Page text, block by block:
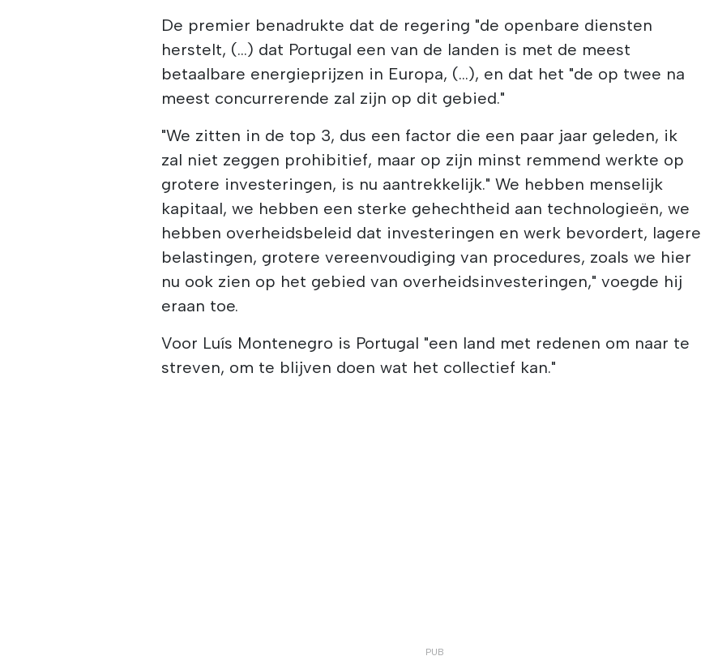
De premier benadrukte dat de regering "de openbare diensten
herstelt, (...) dat Portugal een van de landen is met de meest
betaalbare energieprijzen in Europa, (...), en dat het "de op twee na
meest concurrerende zal zijn op dit gebied."
"We zitten in de top 3, dus een factor die een paar jaar geleden, ik
zal niet zeggen prohibitief, maar op zijn minst remmend werkte op
grotere investeringen, is nu aantrekkelijk." We hebben menselijk
kapitaal, we hebben een sterke gehechtheid aan technologieën, we
hebben overheidsbeleid dat investeringen en werk bevordert, lagere
belastingen, grotere vereenvoudiging van procedures, zoals we hier
nu ook zien op het gebied van overheidsinvesteringen," voegde hij
eraan toe.
Voor Luís Montenegro is Portugal "een land met redenen om naar te
streven, om te blijven doen wat het collectief kan."